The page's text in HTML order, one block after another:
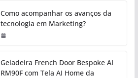
Como acompanhar os avanços da
tecnologia em Marketing?
Geladeira French Door Bespoke AI
RM90F com Tela AI Home da